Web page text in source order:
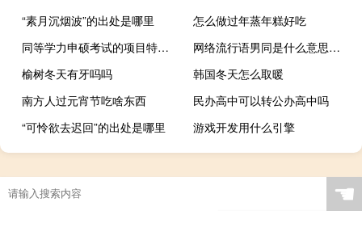
“素月沉烟波”的出处是哪里
怎么做过年蒸年糕好吃
同等学力申硕考试的项目特别少吗
网络流行语男同是什么意思什么梗
榆树冬天有牙吗吗
韩国冬天怎么取暖
南方人过元宵节吃啥东西
民办高中可以转公办高中吗
“可怜欲去迟回”的出处是哪里
游戏开发用什么引擎
☚